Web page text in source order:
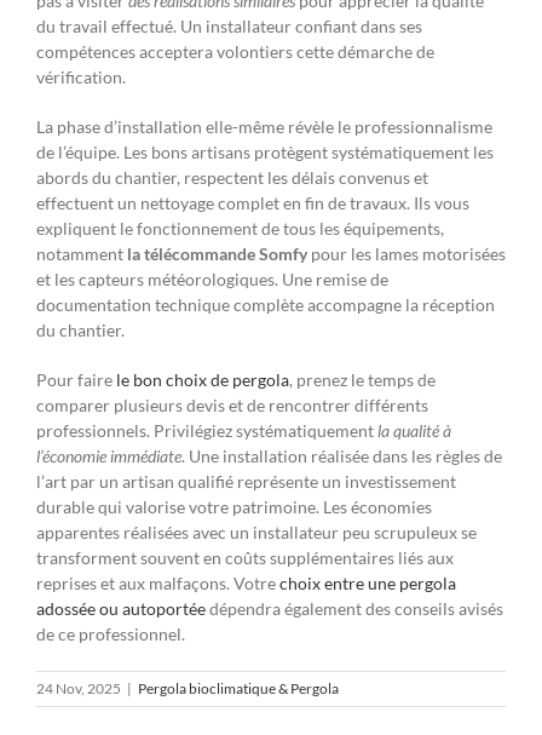
du travail effectué. Un installateur confiant dans ses
compétences acceptera volontiers cette démarche de
vérification.
La phase d’installation elle-même révèle le professionnalisme
de l’équipe. Les bons artisans protègent systématiquement les
abords du chantier, respectent les délais convenus et
effectuent un nettoyage complet en fin de travaux. Ils vous
expliquent le fonctionnement de tous les équipements,
notamment la télécommande Somfy pour les lames motorisées
et les capteurs météorologiques. Une remise de
documentation technique complète accompagne la réception
du chantier.
Pour faire le bon choix de pergola, prenez le temps de
comparer plusieurs devis et de rencontrer différents
professionnels. Privilégiez systématiquementla qualité à
l’économie immédiate. Une installation réalisée dans les règles de
l’art par un artisan qualifié représente un investissement
durable qui valorise votre patrimoine. Les économies
apparentes réalisées avec un installateur peu scrupuleux se
transforment souvent en coûts supplémentaires liés aux
reprises et aux malfaçons. Votrechoix entre une pergola
adossée ou autoportéedépendra également des conseils avisés
de ce professionnel.
24 Nov, 2025 | Pergola bioclimatique & Pergola